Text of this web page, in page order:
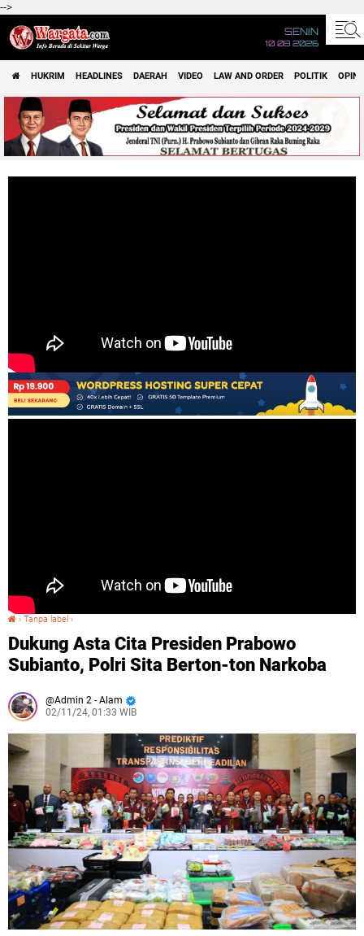
-->
SENIN
10 08 2026
HUKRIM HEADLINES DAERAH VIDEO LAW AND ORDER POLITIK OPINI
› Tanpa label ›
Dukung Asta Cita Presiden Prabowo
Subianto, Polri Sita Berton-ton Narkoba
Admin 2 - Alam
02/11/24, 01:33 WIB